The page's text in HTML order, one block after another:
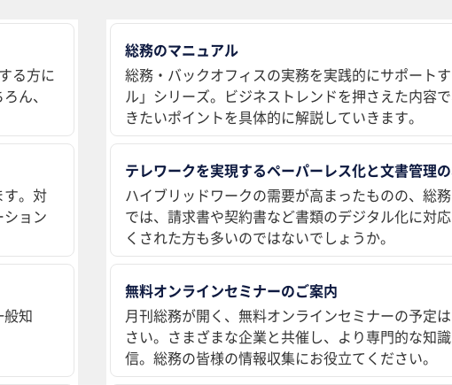
る方に
ん、
総務のマニュアル
総務・バックオフィスの実務を実践的にサポート
ル」シリーズ。ビジネストレンドを押さえた内容
きたいポイントを具体的に解説していきます。
す。対
ョン
テレワークを実現するペーパーレス化と文書管理
ハイブリッドワークの需要が高まったものの、総
では、請求書や契約書など書類のデジタル化に対
くされた方も多いのではないでしょうか。
知
無料オンラインセミナーのご案内
月刊総務が開く、無料オンラインセミナーの予定
さい。さまざまな企業と共催し、より専門的な知
信。総務の皆様の情報収集にお役立てください。